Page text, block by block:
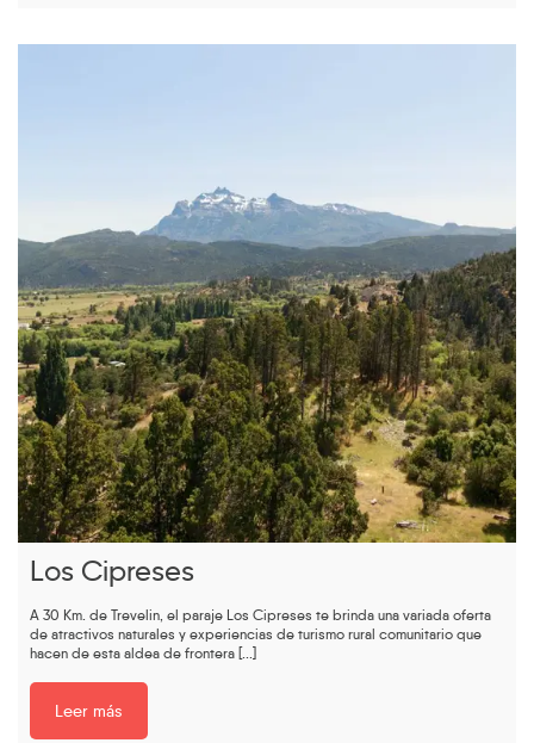
Los Cipreses
A 30 Km. de Trevelin, el paraje Los Cipreses te brinda una variada oferta
de atractivos naturales y experiencias de turismo rural comunitario que
hacen de esta aldea de frontera [...]
Leer más